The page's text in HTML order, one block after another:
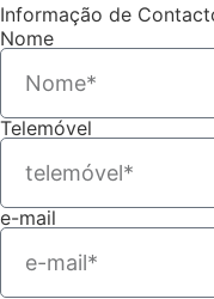
Informação de
Nome
Telemóvel
e-mail